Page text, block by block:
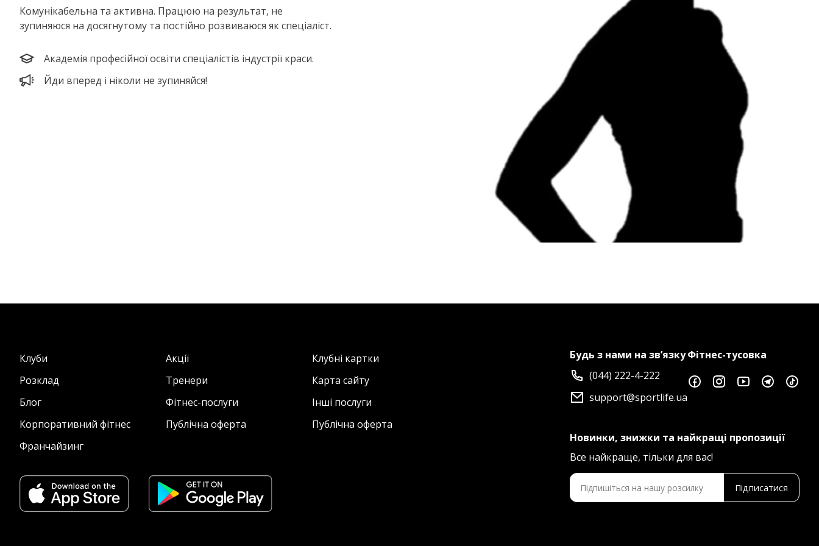
Комунікабельна та активна. Працюю на результат, не
зупиняюся на досягнутому та постійно розвиваюся як спеціаліст.
Академія професійної освіти спеціалістів індустрії краси.
Йди вперед і ніколи не зупиняйся!
Клуби Акції
Клубні картки
Розклад
Тренери
Карта сайту
Блог
Фітнес-послуги
Інші послуги
Корпоративний фітнес
Публічна оферта
Публічна оферта
Франчайзинг
Будь з нами на зв’язку
(044) 222-4-222
support@sportlife.ua
Фітнес-тусовка
Новинки, знижки та найкращі пропозиції
Все найкраще, тільки для вас!
Підписатися